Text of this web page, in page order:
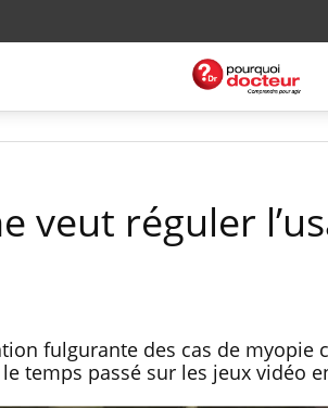
veut réguler
fulgurante des cas de myopie
temps passé sur les jeux vidéo